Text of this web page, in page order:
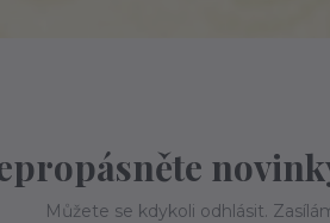
Můžete se kdykoli odhlásit.